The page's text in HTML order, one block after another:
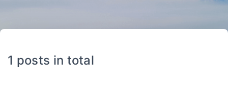
1 posts in total